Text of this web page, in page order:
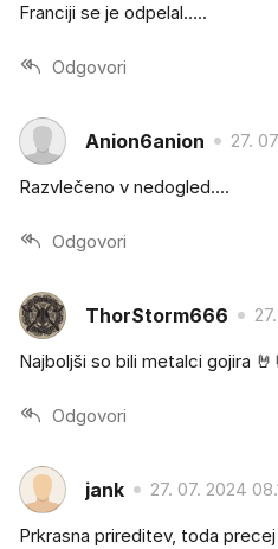
Franciji se je odpelal…..
Odgovori
Anion6anion 27.
Razvlečeno v nedogled....
Odgovori
ThorStorm666
Najboljši so bili metalci gojira
Odgovori
jank 27. 07. 2024
Prkrasna prireditev, toda